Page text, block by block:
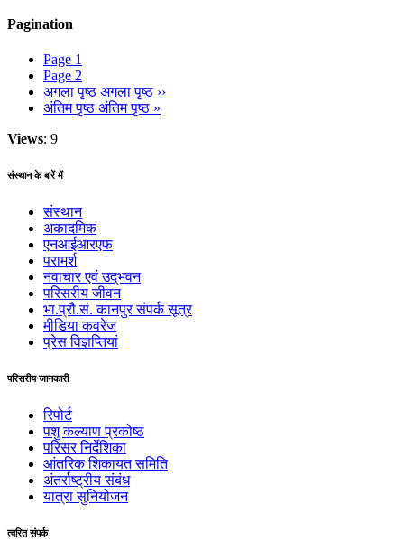
Pagination
Page 1
Page 2
अगला पृष्ठ अगला पृष्ठ ››
अंतिम पृष्ठ अंतिम पृष्ठ »
Views: 9
संस्थान के बारें में
संस्थान
अकादमिक
एनआईआरएफ
परामर्श
नवाचार एवं उद्‌‌भवन
परिसरीय जीवन
भा.प्रौ.सं. कानपुर संपर्क सूत्र
मीडिया कवरेज
प्रेस विज्ञप्तियां
परिसरीय जानकारी
रिपोर्ट
पशु कल्याण प्रकोष्ठ
परिसर निर्देशिका
आंतरिक शिकायत समिति
अंतर्राष्‍ट्रीय संबंध
यात्रा सुनियोजन
त्वरित संपर्क